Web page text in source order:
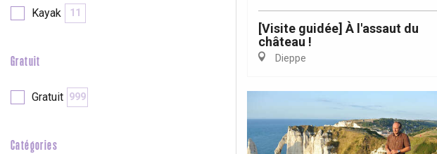
Kayak 11
Gratuit
Gratuit 999
Catégories
[Visite guidée] À l'assaut du
château !
Dieppe